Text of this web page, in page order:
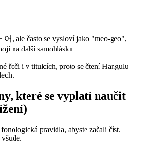
어, ale často se vysloví jako "meo-geo",
na další samohlásku.
řeči i v titulcích, proto se čtení Hangulu
které se vyplatí naučit
pravidla, abyste začali číst.